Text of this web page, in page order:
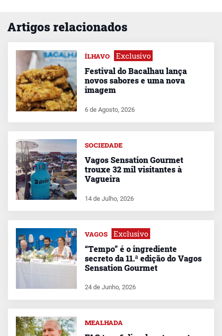
Artigos relacionados
ÍLHAVO Exclusivo
Festival do Bacalhau lança
novos sabores e uma nova
imagem
6 de Agosto, 2026
SOCIEDADE
Vagos Sensation Gourmet
trouxe 32 mil visitantes à
Vagueira
14 de Julho, 2026
VAGOS Exclusivo
“Tempo” é o ingrediente
secreto da 11.ª edição do Vagos
Sensation Gourmet
24 de Junho, 2026
MEALHADA